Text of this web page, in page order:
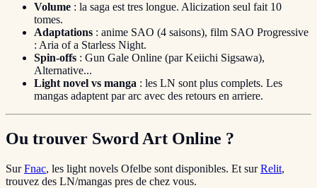
Volume : la saga est tres longue. Alicization seul fait 10
tomes.
Adaptations : anime SAO (4 saisons), film SAO Progressive
: Aria of a Starless Night.
Spin-offs : Gun Gale Online (par Keiichi Sigsawa),
Alternative...
Light novel vs manga : les LN sont plus complets. Les
mangas adaptent par arc avec des retours en arriere.
Ou trouver Sword Art Online ?
SurFnac, les light novels Ofelbe sont disponibles. Et surRelit,
trouvez des LN/mangas pres de chez vous.